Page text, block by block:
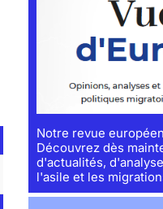
Notre revue
Découvrez dès
d'actualités,
l'asile et les